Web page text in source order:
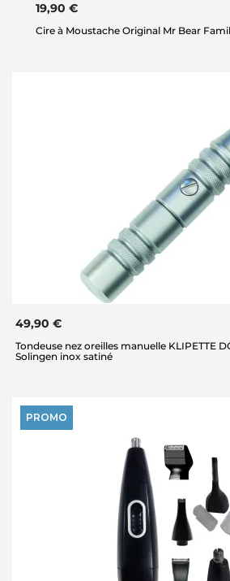
19,90 €
Cire à Moustache Original Mr Bear
49,90 €
Tondeuse nez oreilles manuelle KLIPETTE
Solingen inox satiné
PROMO